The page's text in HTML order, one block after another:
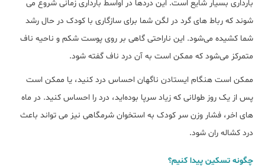
بارداری بسیار شایع است. این دردها در اواسط بارداری زمانی شروع می
شوند که رباط های گرد در لگن شما برای سازگاری با کودک در حال رشد
شما کشیده می‌شود. این ناراحتی گاهی بر روی پوست شکم و ناحیه ناف
متمرکز می‌شود که ممکن است به آن درد ناف گفته شود.
ممکن است هنگام ایستادن ناگهان احساس درد کنید، یا ممکن است
پس از یک روز طولانی که زیاد سرپا بوده‌اید، درد را احساس کنید. در ماه
های اخر، فشار وزن سر کودک به استخوان شرمگاهی نیز می تواند باعث
درد کشاله ران شود.
چگونه تسکین پیدا کنیم؟